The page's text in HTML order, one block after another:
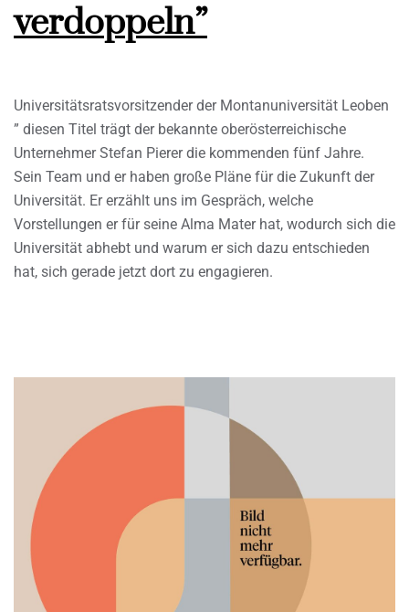
verdoppeln”
Universitätsratsvorsitzender der Montanuniversität Leoben
” diesen Titel trägt der bekannte oberösterreichische
Unternehmer Stefan Pierer die kommenden fünf Jahre.
Sein Team und er haben große Pläne für die Zukunft der
Universität. Er erzählt uns im Gespräch, welche
Vorstellungen er für seine Alma Mater hat, wodurch sich die
Universität abhebt und warum er sich dazu entschieden
hat, sich gerade jetzt dort zu engagieren.